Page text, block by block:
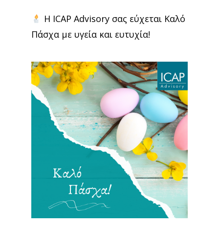
H ICAP Advisory σας εύχεται Καλό
Πάσχα με υγεία και ευτυχία!